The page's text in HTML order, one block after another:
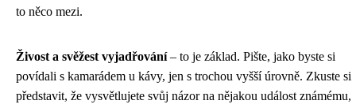
to něco mezi.
Živost a svěžest vyjadřování– to je základ. Pište, jako byste si
povídali s kamarádem u kávy, jen s trochou vyšší úrovně. Zkuste si
představit, že vysvětlujete svůj názor na nějakou událost známému,